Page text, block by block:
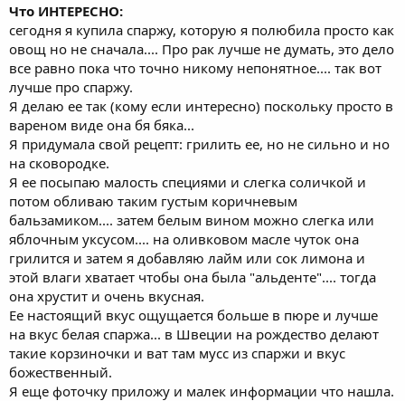
Что ИНТЕРЕСНО:
сегодня я купила спаржу, которую я полюбила просто как
овощ но не сначала.... Про рак лучше не думать, это дело
все равно пока что точно никому непонятное.... так вот
лучше про спаржу.
Я делаю ее так (кому если интересно) поскольку просто в
вареном виде она бя бяка...
Я придумала свой рецепт: грилить ее, но не сильно и но
на сковородке.
Я ее посыпаю малость специями и слегка соличкой и
потом обливаю таким густым коричневым
бальзамиком.... затем белым вином можно слегка или
яблочным уксусом.... на оливковом масле чуток она
грилится и затем я добавляю лайм или сок лимона и
этой влаги хватает чтобы она была "альденте".... тогда
она хрустит и очень вкусная.
Ее настоящий вкус ощущается больше в пюре и лучше
на вкус белая спаржа... в Швеции на рождество делают
такие корзиночки и ват там мусс из спаржи и вкус
божественный.
Я еще фоточку приложу и малек информации что нашла.